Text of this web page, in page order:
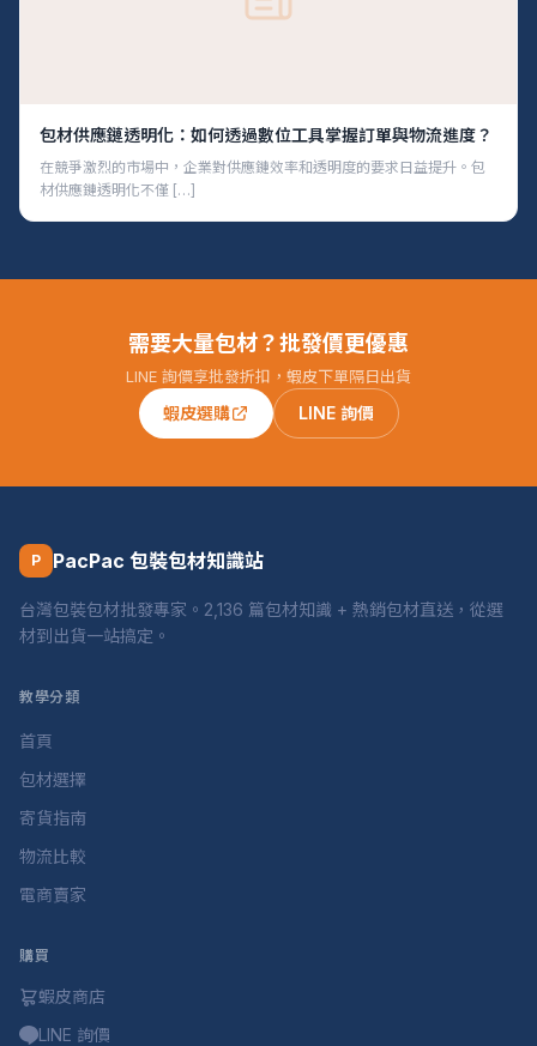
包材供應鏈透明化：如何透過數位工具掌握訂單與物流進度？
在競爭激烈的市場中，企業對供應鏈效率和透明度的要求日益提升。包
材供應鏈透明化不僅 […]
需要大量包材？批發價更優惠
LINE 詢價享批發折扣，蝦皮下單隔日出貨
蝦皮選購 LINE 詢價
P PacPac 包裝包材知識站
台灣包裝包材批發專家。2,136 篇包材知識 + 熱銷包材直送，從選
材到出貨一站搞定。
教學分類
首頁
包材選擇
寄貨指南
物流比較
電商賣家
購買
蝦皮商店
LINE 詢價